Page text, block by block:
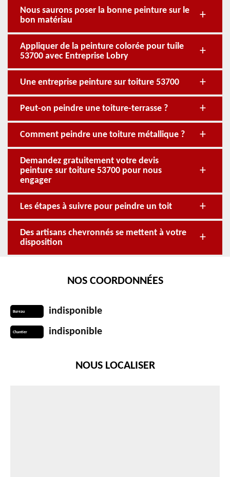
Nous saurons poser la bonne peinture sur le
bon matériau
Appliquer de la peinture colorée pour tuile
53700 avec Entreprise Lobry
Une entreprise peinture sur toiture 53700
Peut-on peindre une toiture-terrasse ?
Comment peindre une toiture métallique ?
Demandez gratuitement votre devis
peinture sur toiture 53700 pour nous
engager
Les étapes à suivre pour peindre un toit
Des artisans chevronnés se mettent à votre
disposition
NOS COORDONNÉES
Bureau indisponible
Chantier indisponible
NOUS LOCALISER